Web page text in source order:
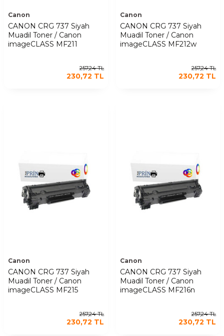
Canon
CANON CRG 737 Siyah
Muadil Toner / Canon
imageCLASS MF211
257,24TL
230,72 TL
Canon
CANON CRG 737 Siyah
Muadil Toner / Canon
imageCLASS MF212w
257,24TL
230,72 TL
Canon
CANON CRG 737 Siyah
Muadil Toner / Canon
imageCLASS MF215
257,24TL
230,72 TL
Canon
CANON CRG 737 Siyah
Muadil Toner / Canon
imageCLASS MF216n
257,24TL
230,72 TL